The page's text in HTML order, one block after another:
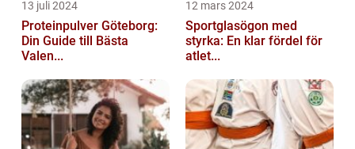
13 juli 2024
Proteinpulver Göteborg:
Din Guide till Bästa
Valen...
12 mars 2024
Sportglasögon med
styrka: En klar fördel för
atlet...